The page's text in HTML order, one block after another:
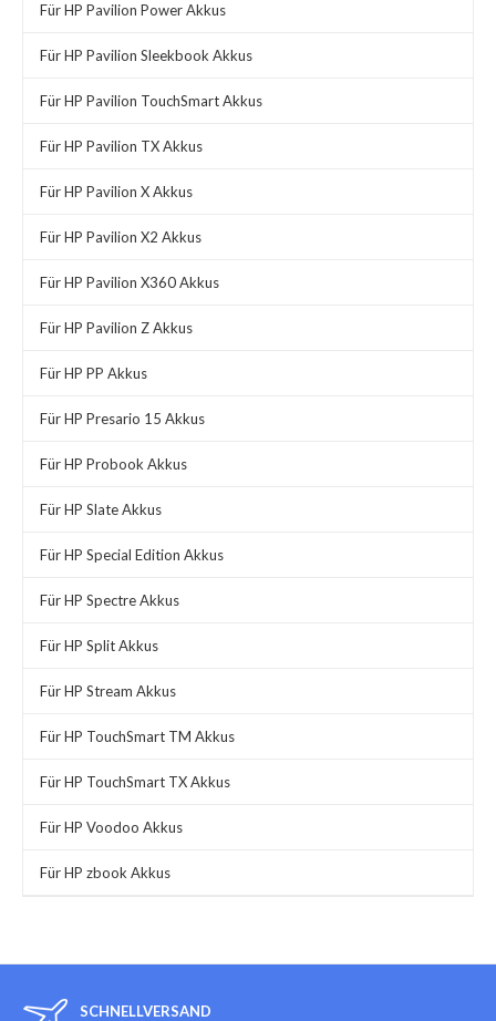
Für HP Pavilion Power Akkus
Für HP Pavilion Sleekbook Akkus
Für HP Pavilion TouchSmart Akkus
Für HP Pavilion TX Akkus
Für HP Pavilion X Akkus
Für HP Pavilion X2 Akkus
Für HP Pavilion X360 Akkus
Für HP Pavilion Z Akkus
Für HP PP Akkus
Für HP Presario 15 Akkus
Für HP Probook Akkus
Für HP Slate Akkus
Für HP Special Edition Akkus
Für HP Spectre Akkus
Für HP Split Akkus
Für HP Stream Akkus
Für HP TouchSmart TM Akkus
Für HP TouchSmart TX Akkus
Für HP Voodoo Akkus
Für HP zbook Akkus
SCHNELLVERSAND